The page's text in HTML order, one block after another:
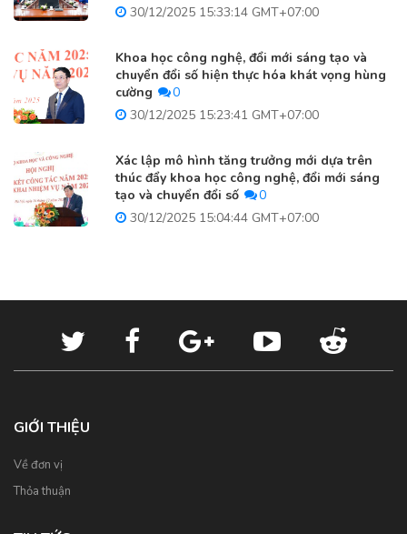
30/12/2025 15:33:14 GMT+07:00
Khoa học công nghệ, đổi mới sáng tạo và
chuyển đổi số hiện thực hóa khát vọng hùng
cường
0
30/12/2025 15:23:41 GMT+07:00
Xác lập mô hình tăng trưởng mới dựa trên
thúc đẩy khoa học công nghệ, đổi mới sáng
tạo và chuyển đổi số
0
30/12/2025 15:04:44 GMT+07:00
GIỚI THIỆU
Về đơn vị
Thỏa thuận